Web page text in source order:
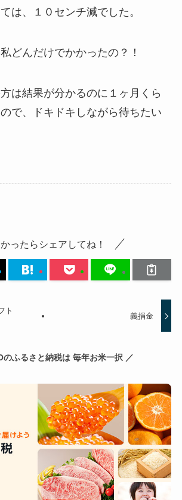
は、１０センチ減でした。
どんだけでかかったの？！
は結果が分かるのに１ヶ月くら
で、ドキドキしながら待ちたい
ったらシェアしてね！
ト
義捐金
のふるさと納税は 毎年お米一択 ／